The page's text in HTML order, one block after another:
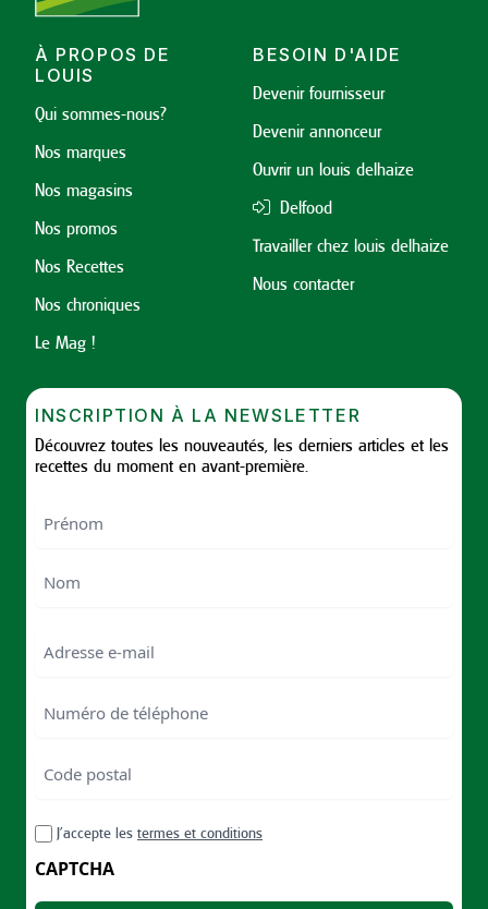
À PROPOS DE
LOUIS
Qui sommes-nous?
Nos marques
Nos magasins
Nos promos
Nos Recettes
Nos chroniques
Le Mag !
BESOIN D'AIDE
Devenir fournisseur
Devenir annonceur
Ouvrir un louis delhaize
Delfood
Travailler chez louis delhaize
Nous contacter
INSCRIPTION À LA NEWSLETTER
Découvrez toutes les nouveautés, les derniers articles et les
recettes du moment en avant-première.
de
postal
postal
RGPDJ’accepte les termes et conditions
CAPTCHA